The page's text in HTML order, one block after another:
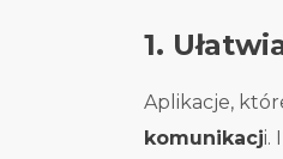
1.
Aplikacje,
komunikacji.